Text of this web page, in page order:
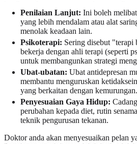
Penilaian Lanjut: Ini boleh
yang lebih mendalam atau alat
menolak keadaan lain.
Psikoterapi: Sering disebut
bekerja dengan ahli terapi (seperti
untuk membangunkan strategi
Ubat-ubatan: Ubat antidepresan
membantu menguruskan
yang berkaitan dengan kemurungan.
Penyesuaian Gaya Hidup:
perubahan kepada diet, rutin
teknik pengurusan tekanan.
Doktor anda akan menyesuaikan pelan